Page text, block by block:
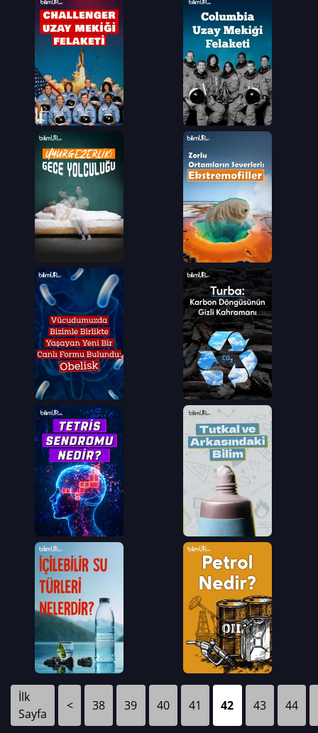
İlk
Sayfa
< 38 39 40 41 42 43 44